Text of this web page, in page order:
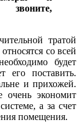
тратой
со всей
будет
его поставить.
и прихожей.
очень экономит
а за счет
помещения.